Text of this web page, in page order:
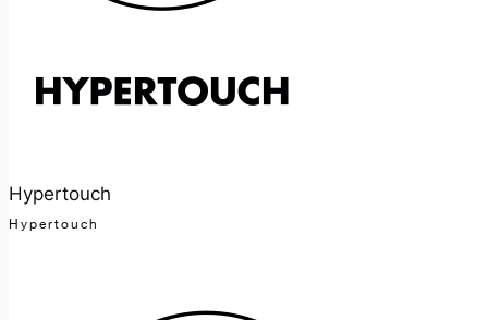
Hypertouch
Hypertouch